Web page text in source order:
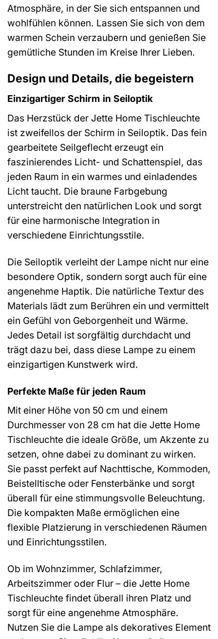
Atmosphäre, in der Sie sich entspannen und
wohlfühlen können. Lassen Sie sich von dem
warmen Schein verzaubern und genießen Sie
gemütliche Stunden im Kreise Ihrer Lieben.
Design und Details, die begeistern
Einzigartiger Schirm in Seiloptik
Das Herzstück der Jette Home Tischleuchte
ist zweifellos der Schirm in Seiloptik. Das fein
gearbeitete Seilgeflecht erzeugt ein
faszinierendes Licht- und Schattenspiel, das
jeden Raum in ein warmes und einladendes
Licht taucht. Die braune Farbgebung
unterstreicht den natürlichen Look und sorgt
für eine harmonische Integration in
verschiedene Einrichtungsstile.
Die Seiloptik verleiht der Lampe nicht nur eine
besondere Optik, sondern sorgt auch für eine
angenehme Haptik. Die natürliche Textur des
Materials lädt zum Berühren ein und vermittelt
ein Gefühl von Geborgenheit und Wärme.
Jedes Detail ist sorgfältig durchdacht und
trägt dazu bei, dass diese Lampe zu einem
einzigartigen Kunstwerk wird.
Perfekte Maße für jeden Raum
Mit einer Höhe von 50 cm und einem
Durchmesser von 28 cm hat die Jette Home
Tischleuchte die ideale Größe, um Akzente zu
setzen, ohne dabei zu dominant zu wirken.
Sie passt perfekt auf Nachttische, Kommoden,
Beistelltische oder Fensterbänke und sorgt
überall für eine stimmungsvolle Beleuchtung.
Die kompakten Maße ermöglichen eine
flexible Platzierung in verschiedenen Räumen
und Einrichtungsstilen.
Ob im Wohnzimmer, Schlafzimmer,
Arbeitszimmer oder Flur – die Jette Home
Tischleuchte findet überall ihren Platz und
sorgt für eine angenehme Atmosphäre.
Nutzen Sie die Lampe als dekoratives Element